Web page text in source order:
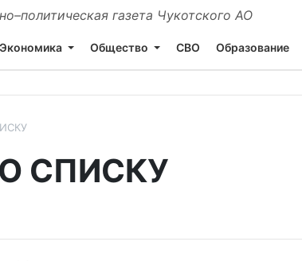
газета Чукотского АО
Экономика Общество СВО Образование
СПИСКУ